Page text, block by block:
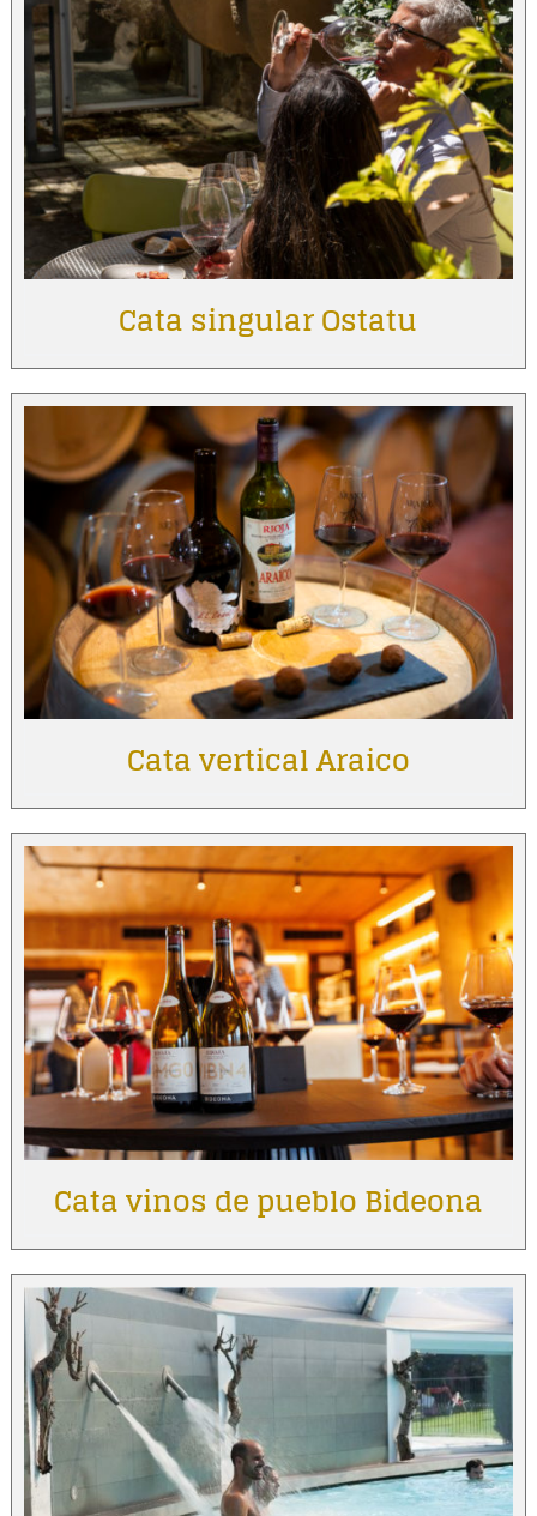
Cata singular Ostatu
Cata vertical Araico
Cata vinos de pueblo Bideona